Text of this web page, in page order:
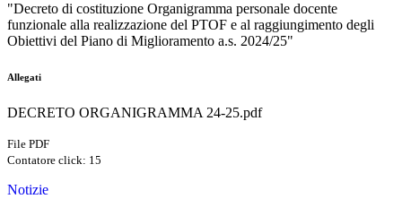
"Decreto di costituzione Organigramma personale docente
funzionale alla realizzazione del PTOF e al raggiungimento degli
Obiettivi del Piano di Miglioramento a.s. 2024/25"
Allegati
DECRETO ORGANIGRAMMA 24-25.pdf
File PDF
Contatore click: 15
Notizie